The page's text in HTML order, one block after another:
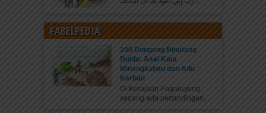
FABELPEDIA
100 Dongeng Binatang
Dunia: Asal Kata
Minangkabau dan Adu
Kerbau
Di Kerajaan Pagaruyung
sedang ada pertandingan...